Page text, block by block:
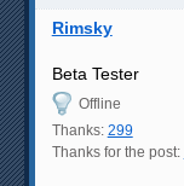
Rimsky
Beta Tester
Offline
Thanks: 299
Thanks for the post: